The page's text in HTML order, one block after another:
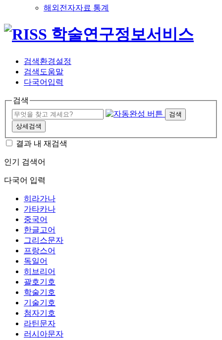
해외전자자료 통계
검색환경설정
검색도움말
다국어입력
검색
검색
상세검색
결과 내 재검색
인기 검색어
다국어 입력
히라가나
가타카나
중국어
한글고어
그리스문자
프랑스어
독일어
히브리어
괄호기호
학술기호
기술기호
첨자기호
라틴문자
러시아문자